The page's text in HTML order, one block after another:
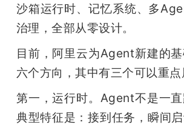
沙箱运行时、记忆系统、多
治理，全部从零设计。
目前，阿里云为Agent新建的
六个方向，其中有三个可以重点
第一，运行时。Agent不是一
典型特征是：接到任务，瞬间